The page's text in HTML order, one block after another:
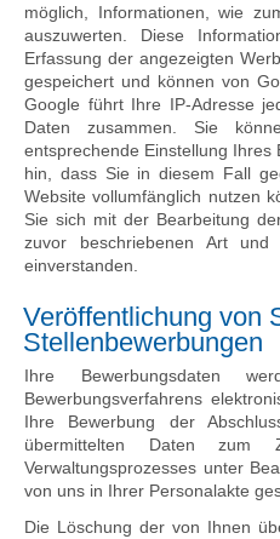
möglich, Informationen, wie
auszuwerten. Diese
Erfassung der angezeigten
gespeichert und können von
Google führt Ihre IP-Adresse
Daten zusammen. Sie
entsprechende Einstellung
hin, dass Sie in diesem Fall
Website vollumfänglich nutzen
Sie sich mit der Bearbeitung
zuvor beschriebenen Art
einverstanden.
Veröffentlichung von
Stellenbewerbungen
Ihre Bewerbungsdaten
Bewerbungsverfahrens
Ihre Bewerbung der
übermittelten Daten zum
Verwaltungsprozesses unter
von uns in Ihrer Personalakte
Die Löschung der von Ihnen